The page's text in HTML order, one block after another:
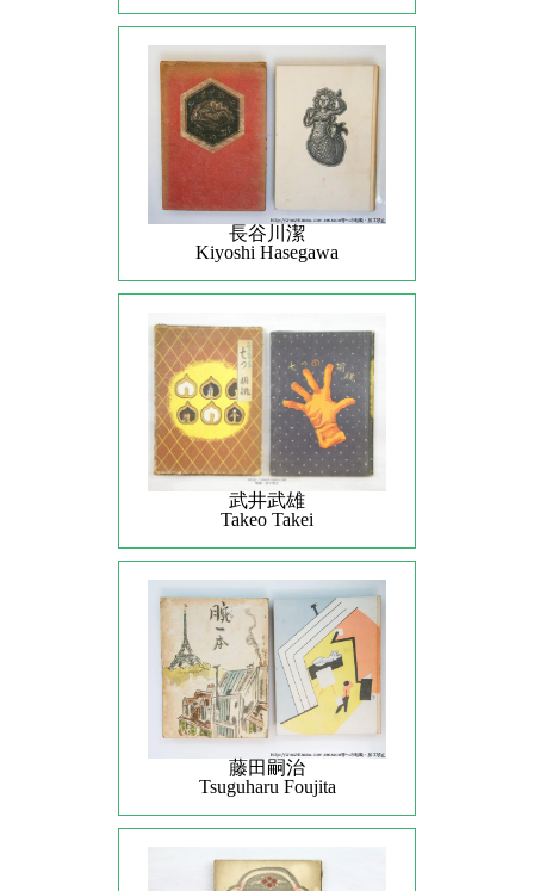
長谷川潔
Kiyoshi Hasegawa
武井武雄
Takeo Takei
藤田嗣治
Tsuguharu Foujita